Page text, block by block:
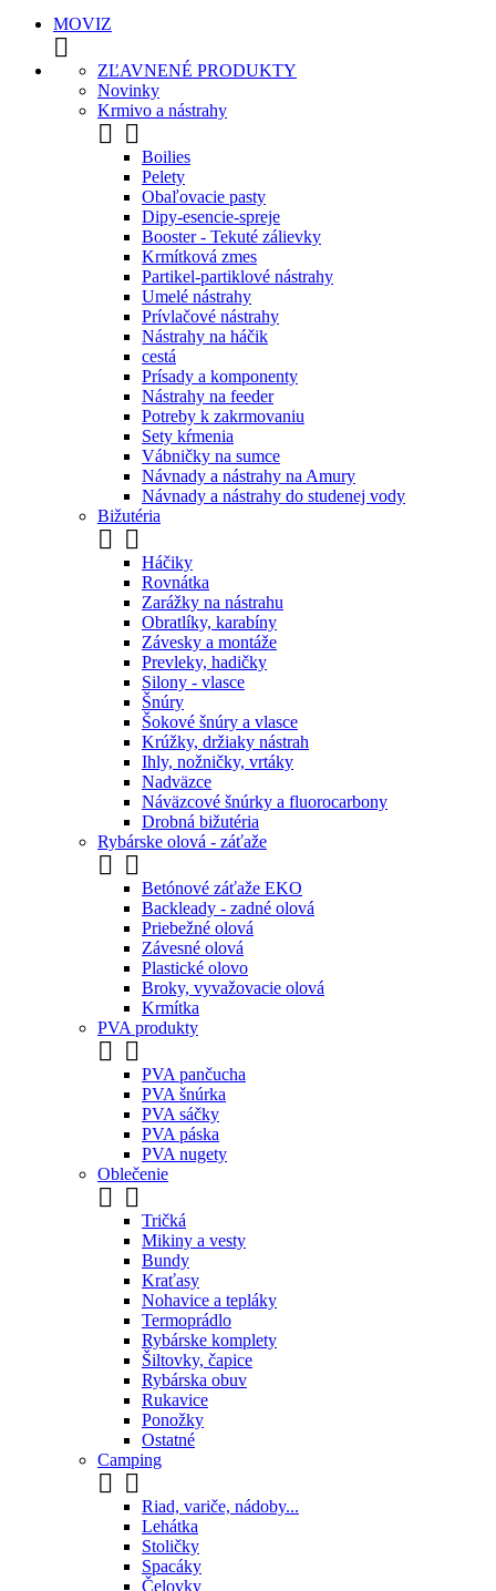
MOVIZ

ZĽAVNENÉ PRODUKTY
Novinky
Krmivo a nástrahy
 
Boilies
Pelety
Obaľovacie pasty
Dipy-esencie-spreje
Booster - Tekuté zálievky
Krmítková zmes
Partikel-partiklové nástrahy
Umelé nástrahy
Prívlačové nástrahy
Nástrahy na háčik
cestá
Prísady a komponenty
Nástrahy na feeder
Potreby k zakrmovaniu
Sety kŕmenia
Vábničky na sumce
Návnady a nástrahy na Amury
Návnady a nástrahy do studenej vody
Bižutéria
 
Háčiky
Rovnátka
Zarážky na nástrahu
Obratlíky, karabíny
Závesky a montáže
Prevleky, hadičky
Silony - vlasce
Šnúry
Šokové šnúry a vlasce
Krúžky, držiaky nástrah
Ihly, nožničky, vrtáky
Nadväzce
Náväzcové šnúrky a fluorocarbony
Drobná bižutéria
Rybárske olová - záťaže
 
Betónové záťaže EKO
Backleady - zadné olová
Priebežné olová
Závesné olová
Plastické olovo
Broky, vyvažovacie olová
Krmítka
PVA produkty
 
PVA pančucha
PVA šnúrka
PVA sáčky
PVA páska
PVA nugety
Oblečenie
 
Tričká
Mikiny a vesty
Bundy
Kraťasy
Nohavice a tepláky
Termoprádlo
Rybárske komplety
Šiltovky, čapice
Rybárska obuv
Rukavice
Ponožky
Ostatné
Camping
 
Riad, variče, nádoby...
Lehátka
Stoličky
Spacáky
Čelovky